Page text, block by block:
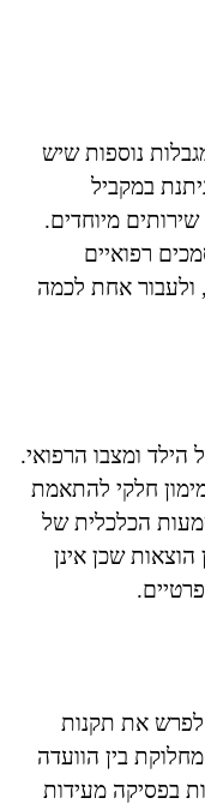
נוספות שיש
במקביל
מיוחדים.
רפואיים
ולעבור אחת לכמה
ומצבו הרפואי.
חלקי להתאמת
הכלכלית של
שכן אינן
את תקנות
בין הוועדה
בפסיקה מעידות